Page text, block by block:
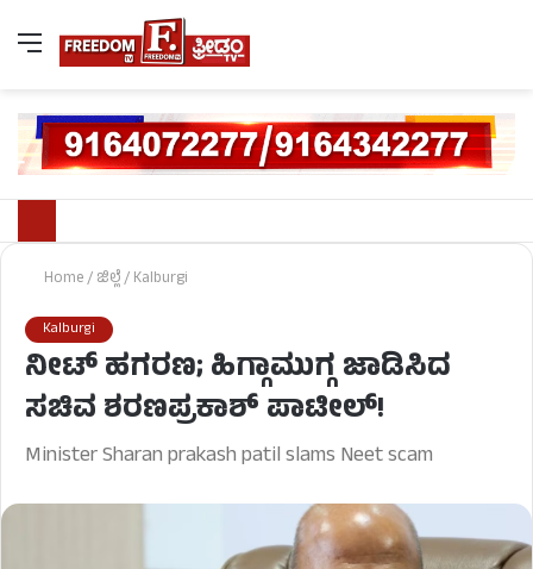
Home/ಜಿಲ್ಲೆ/Kalburgi
Kalburgi
ನೀಟ್ ಹಗರಣ; ಹಿಗ್ಗಾಮುಗ್ಗ ಜಾಡಿಸಿದ
ಸಚಿವ ಶರಣಪ್ರಕಾಶ್ ಪಾಟೀಲ್!
Minister Sharan prakash patil slams Neet scam